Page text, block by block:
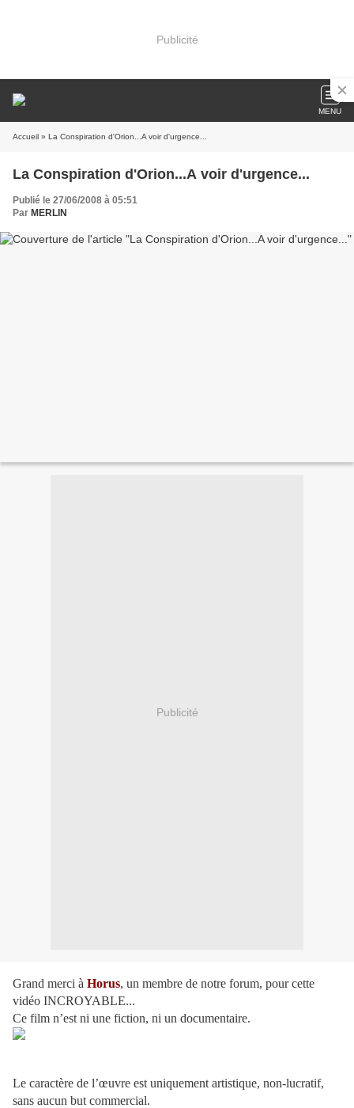
Publicité
MENU
Accueil » La Conspiration d'Orion...A voir d'urgence...
La Conspiration d'Orion...A voir d'urgence...
Publié le 27/06/2008 à 05:51
Par MERLIN
Publicité
Grand merci à Horus, un membre de notre forum, pour cette
vidéo INCROYABLE...
Ce film n’est ni une fiction, ni un documentaire.
Le caractère de l’œuvre est uniquement artistique, non-lucratif,
sans aucun but commercial.